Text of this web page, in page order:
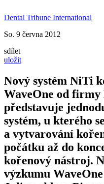
Dental Tribune International
So. 9 června 2012
sdílet
uložit
Nový systém NiTi
WaveOne od
představuje
systém, u kterého
a vytvarování
počátku až do
kořenový nástroj.
výzkumu